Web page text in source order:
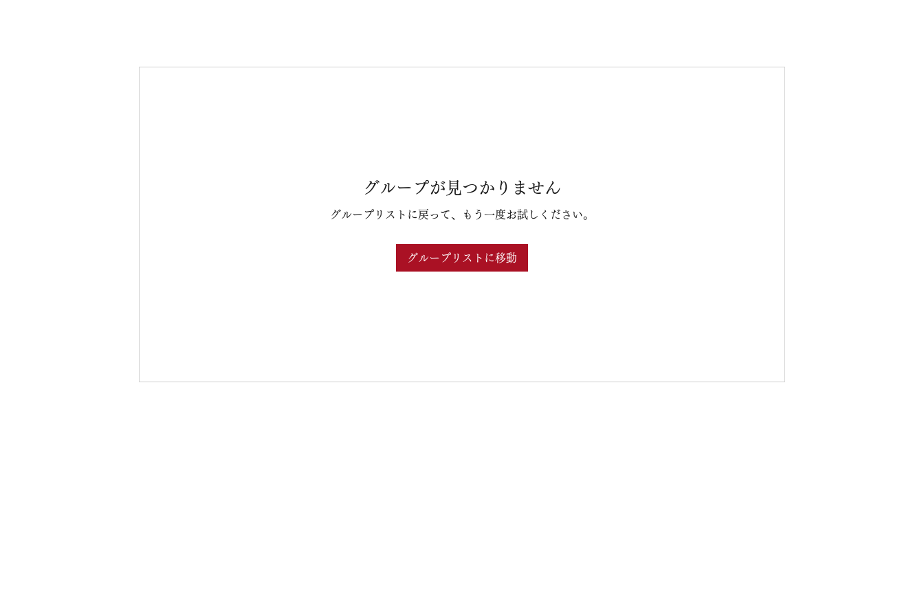
グループが見つかりません
グループリストに戻って、もう一度お試しください。
グループリストに移動